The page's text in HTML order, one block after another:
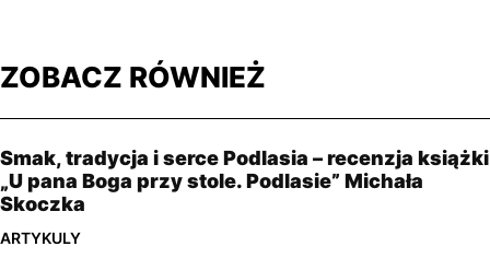
ZOBACZ RÓWNIEŻ
Smak, tradycja i serce Podlasia – recenzja książki
„U pana Boga przy stole. Podlasie” Michała
Skoczka
ARTYKULY